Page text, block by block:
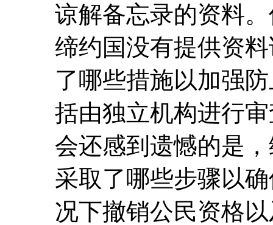
谅解备忘录的资料
缔约国没有提供资
了哪些措施以加强
括由独立机构进行
会还感到遗憾的是
采取了哪些步骤以
况下撤销公民资格